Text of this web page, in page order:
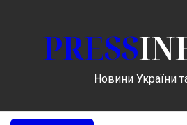
PRESS
Новини України